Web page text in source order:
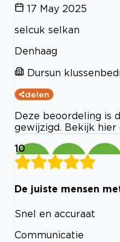
17 May 2025
selcuk selkan
Denhaag
Dursun
delen
Deze beoordeling is
gewijzigd. Bekijk
10
De juiste mensen
Snel en accuraat
Communicatie